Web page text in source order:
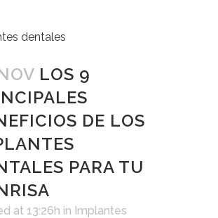
LOS 9
DE LOS
PARA TU
at 13:26h in Implantes